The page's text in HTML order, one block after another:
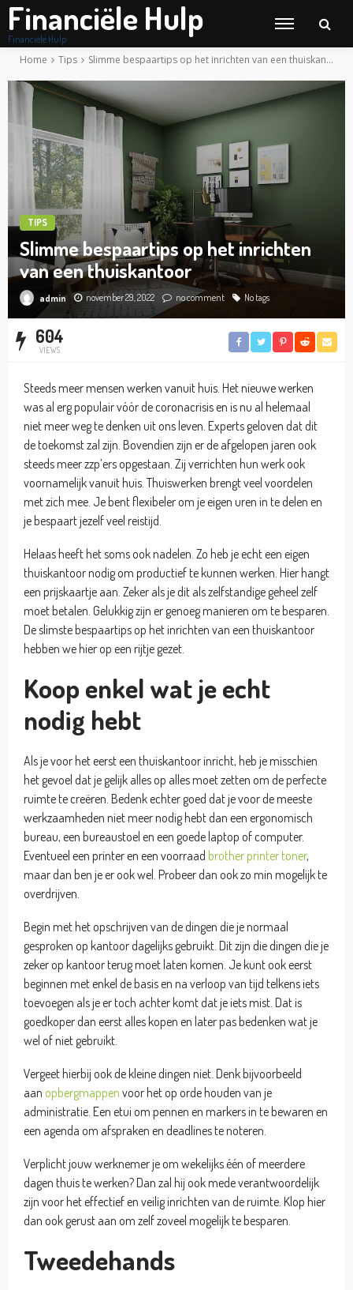
Financiële Hulp
Financiële Hulp
Home Tips Slimme bespaartips op het inrichten van een thuiskantoor
TIPS
Slimme bespaartips op het inrichten
van een thuiskantoor
admin november 29, 2022 no comment No tags
604
VIEWS
Steeds meer mensen werken vanuit huis. Het nieuwe werken
was al erg populair vóór de coronacrisis en is nu al helemaal
niet meer weg te denken uit ons leven. Experts geloven dat dit
de toekomst zal zijn. Bovendien zijn er de afgelopen jaren ook
steeds meer zzp’ers opgestaan. Zij verrichten hun werk ook
voornamelijk vanuit huis. Thuiswerken brengt veel voordelen
met zich mee. Je bent flexibeler om je eigen uren in te delen en
je bespaart jezelf veel reistijd.
Helaas heeft het soms ook nadelen. Zo heb je echt een eigen
thuiskantoor nodig om productief te kunnen werken. Hier hangt
een prijskaartje aan. Zeker als je dit als zelfstandige geheel zelf
moet betalen. Gelukkig zijn er genoeg manieren om te besparen.
De slimste bespaartips op het inrichten van een thuiskantoor
hebben we hier op een rijtje gezet.
Koop enkel wat je echt
nodig hebt
Als je voor het eerst een thuiskantoor inricht, heb je misschien
het gevoel dat je gelijk alles op alles moet zetten om de perfecte
ruimte te creëren. Bedenk echter goed dat je voor de meeste
werkzaamheden niet meer nodig hebt dan een ergonomisch
bureau, een bureaustoel en een goede laptop of computer.
Eventueel een printer en een voorraad brother printer toner,
maar dan ben je er ook wel. Probeer dan ook zo min mogelijk te
overdrijven.
Begin met het opschrijven van de dingen die je normaal
gesproken op kantoor dagelijks gebruikt. Dit zijn die dingen die je
zeker op kantoor terug moet laten komen. Je kunt ook eerst
beginnen met enkel de basis en na verloop van tijd telkens iets
toevoegen als je er toch achter komt dat je iets mist. Dat is
goedkoper dan eerst alles kopen en later pas bedenken wat je
wel of niet gebruikt.
Vergeet hierbij ook de kleine dingen niet. Denk bijvoorbeeld
aan opbergmappen voor het op orde houden van je
administratie. Een etui om pennen en markers in te bewaren en
een agenda om afspraken en deadlines te noteren.
Verplicht jouw werknemer je om wekelijks één of meerdere
dagen thuis te werken? Dan zal hij ook mede verantwoordelijk
zijn voor het effectief en veilig inrichten van de ruimte. Klop hier
dan ook gerust aan om zelf zoveel mogelijk te besparen.
Tweedehands